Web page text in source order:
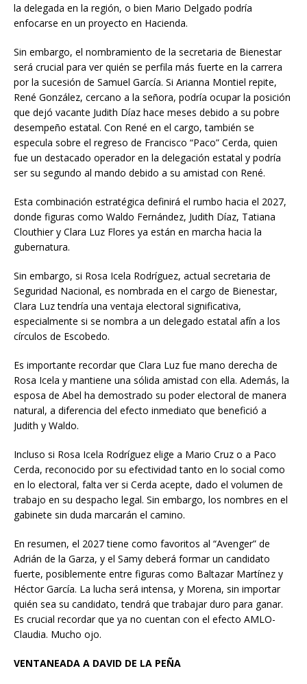
la delegada en la región, o bien Mario Delgado podría
enfocarse en un proyecto en Hacienda.
Sin embargo, el nombramiento de la secretaria de Bienestar
será crucial para ver quién se perfila más fuerte en la carrera
por la sucesión de Samuel García. Si Arianna Montiel repite,
René González, cercano a la señora, podría ocupar la posición
que dejó vacante Judith Díaz hace meses debido a su pobre
desempeño estatal. Con René en el cargo, también se
especula sobre el regreso de Francisco “Paco” Cerda, quien
fue un destacado operador en la delegación estatal y podría
ser su segundo al mando debido a su amistad con René.
Esta combinación estratégica definirá el rumbo hacia el 2027,
donde figuras como Waldo Fernández, Judith Díaz, Tatiana
Clouthier y Clara Luz Flores ya están en marcha hacia la
gubernatura.
Sin embargo, si Rosa Icela Rodríguez, actual secretaria de
Seguridad Nacional, es nombrada en el cargo de Bienestar,
Clara Luz tendría una ventaja electoral significativa,
especialmente si se nombra a un delegado estatal afín a los
círculos de Escobedo.
Es importante recordar que Clara Luz fue mano derecha de
Rosa Icela y mantiene una sólida amistad con ella. Además, la
esposa de Abel ha demostrado su poder electoral de manera
natural, a diferencia del efecto inmediato que benefició a
Judith y Waldo.
Incluso si Rosa Icela Rodríguez elige a Mario Cruz o a Paco
Cerda, reconocido por su efectividad tanto en lo social como
en lo electoral, falta ver si Cerda acepte, dado el volumen de
trabajo en su despacho legal. Sin embargo, los nombres en el
gabinete sin duda marcarán el camino.
En resumen, el 2027 tiene como favoritos al “Avenger” de
Adrián de la Garza, y el Samy deberá formar un candidato
fuerte, posiblemente entre figuras como Baltazar Martínez y
Héctor García. La lucha será intensa, y Morena, sin importar
quién sea su candidato, tendrá que trabajar duro para ganar.
Es crucial recordar que ya no cuentan con el efecto AMLO-
Claudia. Mucho ojo.
VENTANEADA A DAVID DE LA PEÑA